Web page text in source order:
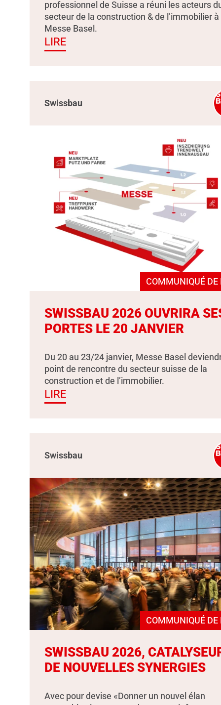
professionnel de Suisse a réuni les acteurs
secteur de la construction & de l’immobilier à
Messe Basel.
LIRE
Swissbau
COMMUNIQUÉ DE
SWISSBAU 2026 OUVRIRA
PORTES LE 20 JANVIER
Du 20 au 23/24 janvier, Messe Basel
point de rencontre du secteur suisse de la
construction et de l’immobilier.
LIRE
Swissbau
COMMUNIQUÉ DE
SWISSBAU 2026,
DE NOUVELLES SYNERGIES
Avec pour devise «Donner un nouvel élan